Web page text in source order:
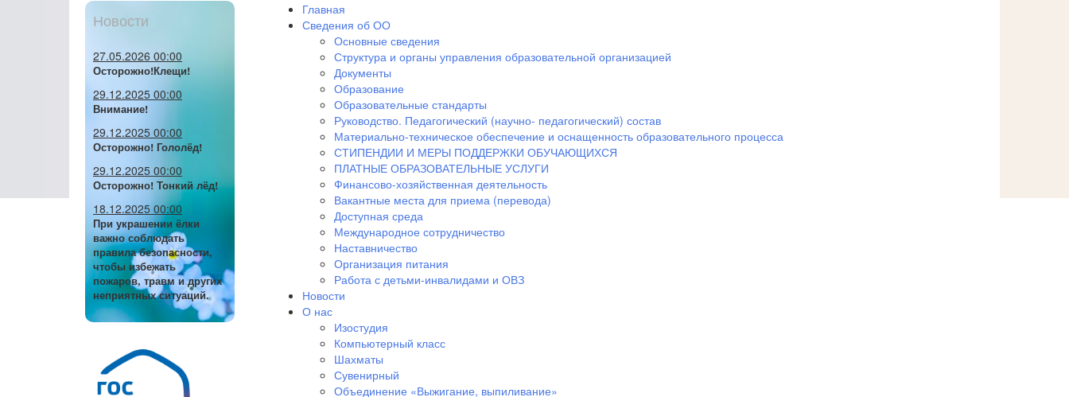
Новости
27.05.2026 00:00
Осторожно!Клещи!
29.12.2025 00:00
Внимание!
29.12.2025 00:00
Осторожно! Гололёд!
29.12.2025 00:00
Осторожно! Тонкий лёд!
18.12.2025 00:00
При украшении ёлки
важно соблюдать
правила безопасности,
чтобы избежать
пожаров, травм и других
неприятных ситуаций.
Главная
Сведения об ОО
Основные сведения
Структура и органы управления образовательной организацией
Документы
Образование
Образовательные стандарты
Руководство. Педагогический (научно- педагогический) состав
Материально-техническое обеспечение и оснащенность образовательного процесса
СТИПЕНДИИ И МЕРЫ ПОДДЕРЖКИ ОБУЧАЮЩИХСЯ
ПЛАТНЫЕ ОБРАЗОВАТЕЛЬНЫЕ УСЛУГИ
Финансово-хозяйственная деятельность
Вакантные места для приема (перевода)
Доступная среда
Международное сотрудничество
Наставничество
Организация питания
Работа с детьми-инвалидами и ОВЗ
Новости
О нас
Изостудия
Компьютерный класс
Шахматы
Сувенирный
Объединение «Выжигание, выпиливание»